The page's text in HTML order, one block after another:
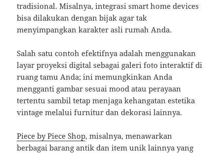
tradisional. Misalnya, integrasi smart home devices
bisa dilakukan dengan bijak agar tak
menyimpangkan karakter asli rumah Anda.
Salah satu contoh efektifnya adalah menggunakan
layar proyeksi digital sebagai galeri foto interaktif di
ruang tamu Anda; ini memungkinkan Anda
mengganti gambar sesuai mood atau perayaan
tertentu sambil tetap menjaga kehangatan estetika
vintage melalui furnitur dan dekorasi lainnya.
Piece by Piece Shop, misalnya, menawarkan
berbagai barang antik dan item unik lainnya yang